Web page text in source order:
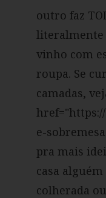
outro faz
literalmente
vinho com
roupa. Se
camadas,
e-
pra mais
casa
colherada